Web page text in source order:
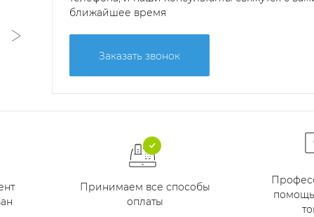
ближайшее время
Заказать звонок
Принимаем все способы
оплаты